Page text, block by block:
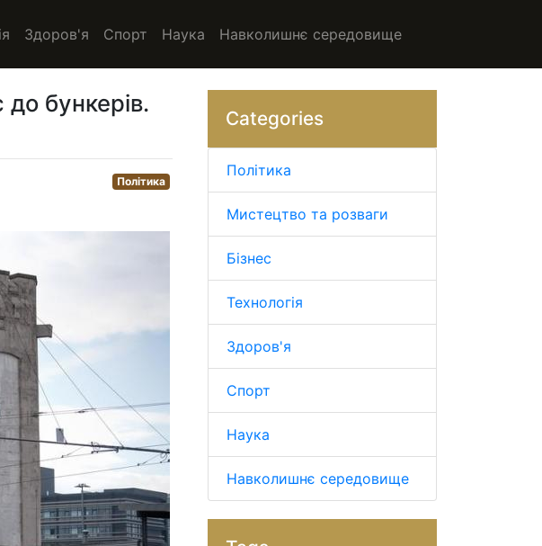
Здоров'я Спорт Наука Навколишнє середовище
до бункерів.
Політика
Categories
Політика
Мистецтво та розваги
Бізнес
Технологія
Здоров'я
Спорт
Наука
Навколишнє середовище